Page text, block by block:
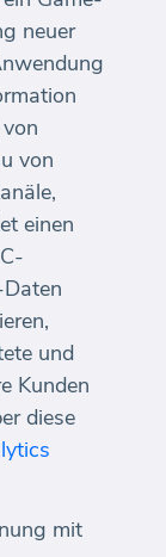
neuer
von
einen
und
Kunden
diese
mit